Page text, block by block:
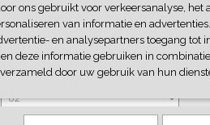
€ 15,99 (inclusief btw 21%)
✓Op voorraad
Dirkje
ons gebruikt voor verkeersanalyse, het
van informatie en
en analysepartners toegang tot
deze informatie gebruiken in
door uw gebruik van hun